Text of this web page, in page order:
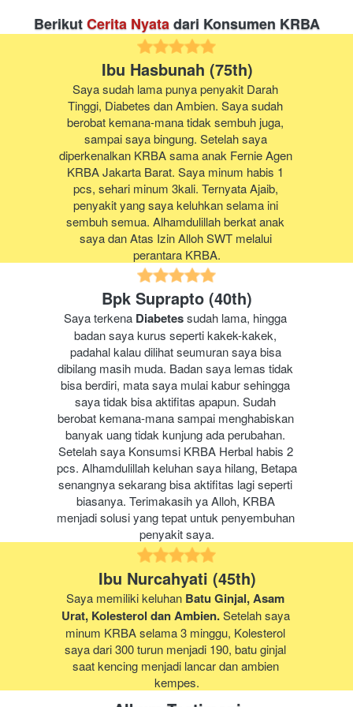
Berikut Cerita Nyata dari Konsumen KRBA
Ibu Hasbunah (75th)
Saya sudah lama punya penyakit Darah
Tinggi, Diabetes dan Ambien. Saya sudah
berobat kemana-mana tidak sembuh juga,
sampai saya bingung. Setelah saya
diperkenalkan KRBA sama anak Fernie Agen
KRBA Jakarta Barat. Saya minum habis 1
pcs, sehari minum 3kali. Ternyata Ajaib,
penyakit yang saya keluhkan selama ini
sembuh semua. Alhamdulillah berkat anak
saya dan Atas Izin Alloh SWT melalui
perantara KRBA.
Bpk Suprapto (40th)
Saya terkena Diabetes sudah lama, hingga
badan saya kurus seperti kakek-kakek,
padahal kalau dilihat seumuran saya bisa
dibilang masih muda. Badan saya lemas tidak
bisa berdiri, mata saya mulai kabur sehingga
saya tidak bisa aktifitas apapun. Sudah
berobat kemana-mana sampai menghabiskan
banyak uang tidak kunjung ada perubahan.
Setelah saya Konsumsi KRBA Herbal habis 2
pcs. Alhamdulillah keluhan saya hilang, Betapa
senangnya sekarang bisa aktifitas lagi seperti
biasanya. Terimakasih ya Alloh, KRBA
menjadi solusi yang tepat untuk penyembuhan
penyakit saya.
Ibu Nurcahyati (45th)
Saya memiliki keluhan Batu Ginjal, Asam
Urat, Kolesterol dan Ambien. Setelah saya
minum KRBA selama 3 minggu, Kolesterol
saya dari 300 turun menjadi 190, batu ginjal
saat kencing menjadi lancar dan ambien
kempes.